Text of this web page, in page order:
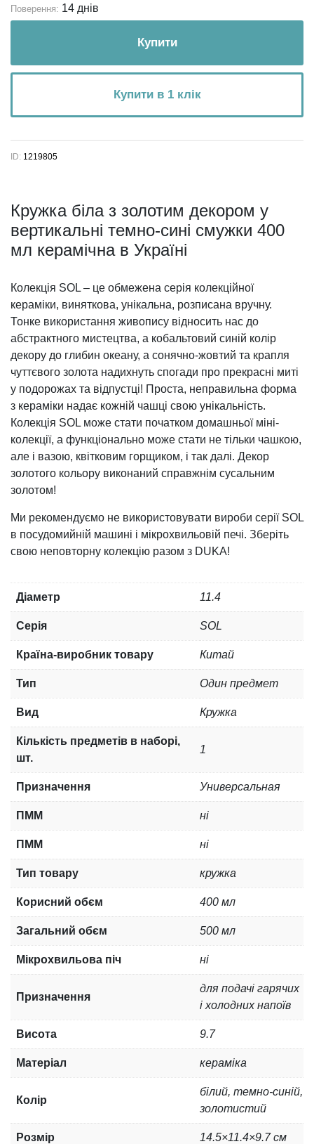
Поверення: 14 днів
Купити
Купити в 1 клік
ID: 1219805
Кружка біла з золотим декором у
вертикальні темно-сині смужки 400
мл керамічна в Україні
Колекція SOL – це обмежена серія колекційної
кераміки, виняткова, унікальна, розписана вручну.
Тонке використання живопису відносить нас до
абстрактного мистецтва, а кобальтовий синій колір
декору до глибин океану, а сонячно-жовтий та крапля
чуттєвого золота надихнуть спогади про прекрасні миті
у подорожах та відпустці! Проста, неправильна форма
з кераміки надає кожній чашці свою унікальність.
Колекція SOL може стати початком домашньої міні-
колекції, а функціонально може стати не тільки чашкою,
але і вазою, квітковим горщиком, і так далі. Декор
золотого кольору виконаний справжнім сусальним
золотом!
Ми рекомендуємо не використовувати вироби серії SOL
в посудомийній машині і мікрохвильовій печі. Зберіть
свою неповторну колекцію разом з DUKA!
Діаметр 11.4
Серія SOL
Країна-виробник товару Китай
Тип Один предмет
Вид Кружка
Кількість предметів в наборі,
шт.
1
Призначення Универсальная
ПММ ні
ПММ ні
Тип товару кружка
Корисний обєм 400 мл
Загальний обєм 500 мл
Мікрохвильова піч ні
Призначення
для подачі гарячих
і холодних напоїв
Висота 9.7
Матеріал кераміка
Колір
білий, темно-синій,
золотистий
Розмір 14.5×11.4×9.7 см